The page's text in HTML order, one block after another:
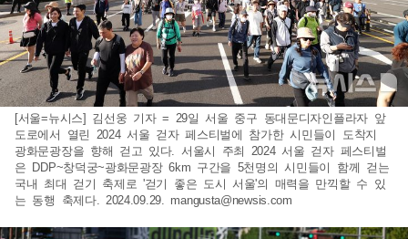
[서울=뉴시스] 김선웅 기자 = 29일 서울 중구 동대문디자인플라자 앞
도로에서 열린 2024 서울 걷자 페스티벌에 참가한 시민들이 도착지
광화문광장을 향해 걷고 있다. 서울시 주최 2024 서울 걷자 페스티벌
은 DDP~창덕궁~광화문광장 6km 구간을 5천명의 시민들이 함께 걷는
국내 최대 걷기 축제로 '걷기 좋은 도시 서울'의 매력을 만끽할 수 있
는 동행 축제다. 2024.09.29. mangusta@newsis.com